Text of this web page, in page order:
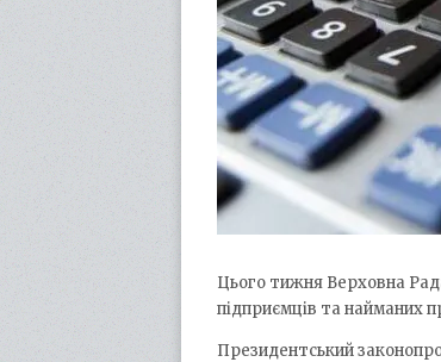
Цього тижня Верховна
підприємців та найманих
Президентський